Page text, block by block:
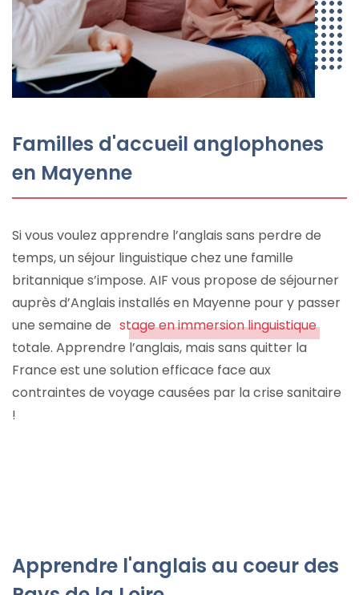
Familles d'accueil anglophones
en Mayenne
Si vous voulez apprendre l’anglais sans perdre de
temps, un séjour linguistique chez une famille
britannique s’impose. AIF vous propose de séjourner
auprès d’Anglais installés en Mayenne pour y passer
une semaine de stage en immersion linguistique
totale. Apprendre l’anglais, mais sans quitter la
France est une solution efficace face aux
contraintes de voyage causées par la crise sanitaire
!
Apprendre l'anglais au coeur des